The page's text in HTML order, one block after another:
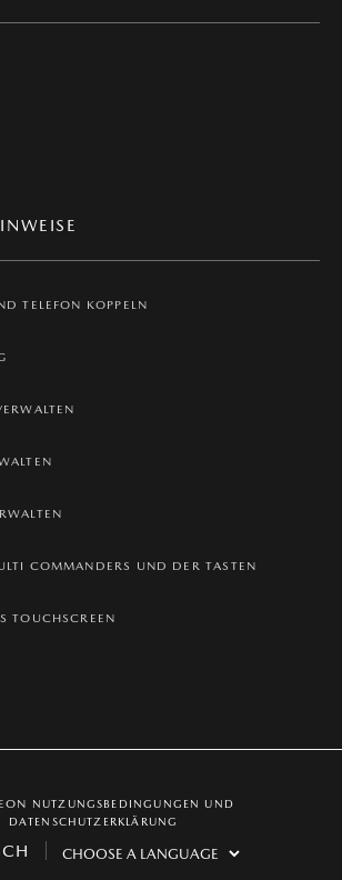
TELEFON KOPPELN
COMMANDERS UND DER TASTEN
TOUCHSCREEN
NUTZUNGSBEDINGUNGEN UND
DATENSCHUTZERKLÄRUNG